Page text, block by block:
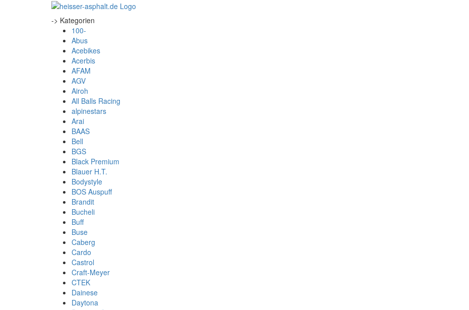
-> Kategorien
100-
Abus
Acebikes
Acerbis
AFAM
AGV
Airoh
All Balls Racing
alpinestars
Arai
BAAS
Bell
BGS
Black Premium
Blauer H.T.
Bodystyle
BOS Auspuff
Brandit
Bucheli
Buff
Buse
Caberg
Cardo
Castrol
Craft-Meyer
CTEK
Dainese
Daytona